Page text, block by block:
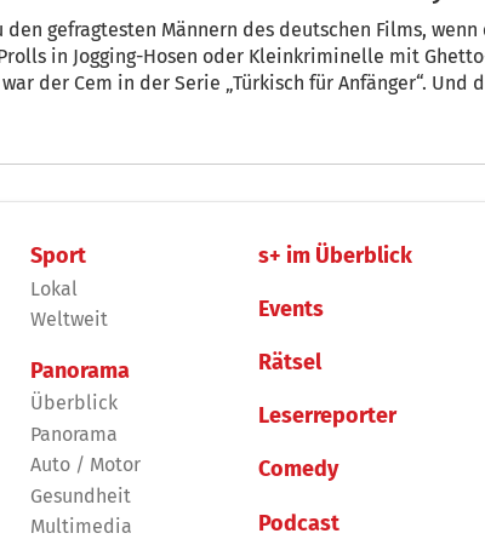
des deutschen Films, wenn es um Machos mit
Hosen oder Kleinkriminelle mit Ghetto-Slang geht: Elyas
„Türkisch für Anfänger“. Und der
Sport
Lokal
Weltweit
Panorama
Überblick
Panorama
Auto / Motor
Gesundheit
Multimedia
s+ im Überblick
Events
Rätsel
Leserreporter
Comedy
Podcast